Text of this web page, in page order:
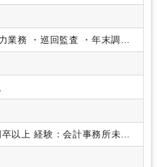
業務 ・巡回監査
・年末調整
です。 相続税・贈与税案件
とができます。
申告書作成補助などの基礎業
。その後、段階的に業務の幅
以上 経験：会計事務所未経
簿記2級以上取得または同程